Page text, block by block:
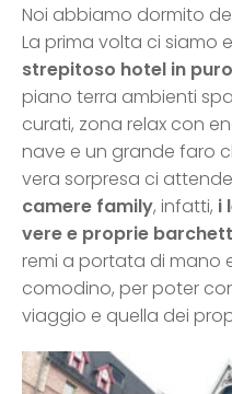
Noi abbiamo dormito
La prima volta ci siamo
strepitoso hotel in
piano terra ambienti
curati, zona relax con
nave e un grande faro
vera sorpresa ci
camere family, infatti, i
vere e proprie
remi a portata di mano
comodino, per poter
viaggio e quella dei